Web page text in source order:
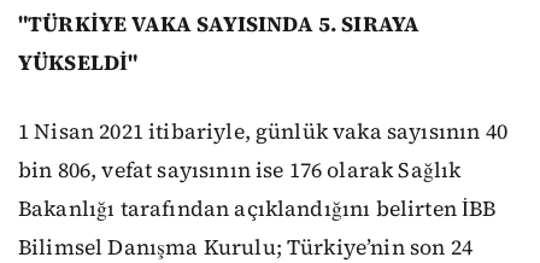
"TÜRKİYE VAKA SAYISINDA 5. SIRAYA
YÜKSELDİ"
1 Nisan 2021 itibariyle, günlük vaka sayısının 40
bin 806, vefat sayısının ise 176 olarak Sağlık
Bakanlığı tarafından açıklandığını belirten İBB
Bilimsel Danışma Kurulu; Türkiye’nin son 24